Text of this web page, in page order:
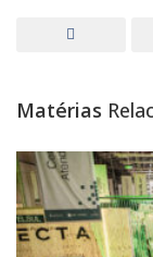
Matérias